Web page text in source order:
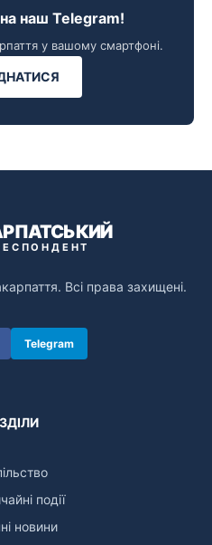
наш Telegram!
у вашому смартфоні.
Всі права захищені.
Telegram
події
новини